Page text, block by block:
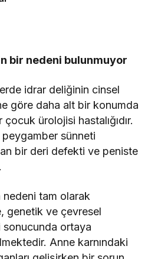
bir nedeni bulunmuyor
idrar deliğinin cinsel
göre daha alt bir konumda
ürolojisi hastalığıdır.
sünneti
bir deri defekti ve peniste
nedeni tam olarak
genetik ve çevresel
ortaya
Anne karnındaki